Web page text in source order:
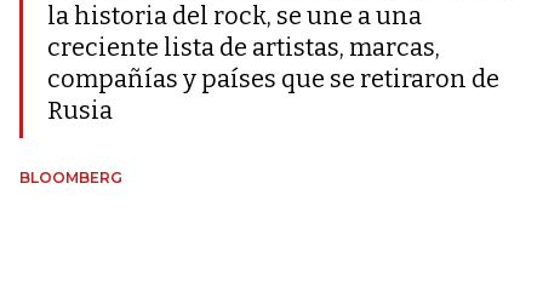
la historia del rock, se une a una
creciente lista de artistas, marcas,
compañías y países que se retiraron de
Rusia
BLOOMBERG